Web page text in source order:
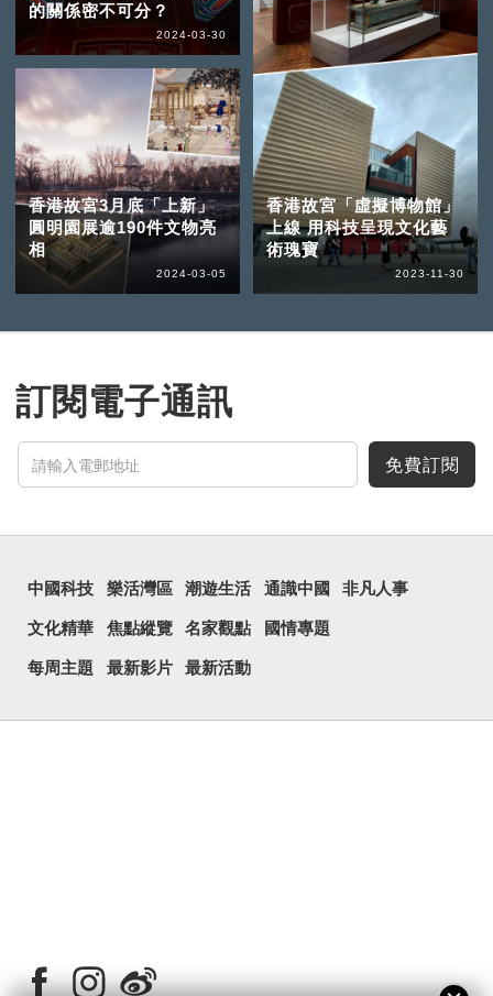
的關係密不可分？
2024-03-30
香港故宮3月底「上新」
圓明園展逾190件文物亮
相
2024-03-05
香港故宮「虛擬博物館」
上線 用科技呈現文化藝
術瑰寶
2023-11-30
訂閱電子通訊
免費訂閱
中國科技 樂活灣區 潮遊生活 通識中國 非凡人事
文化精華 焦點縱覽 名家觀點 國情專題
每周主題 最新影片 最新活動